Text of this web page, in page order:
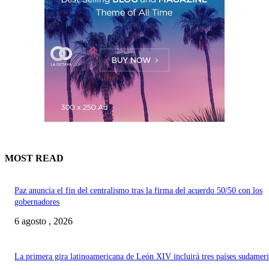
MOST READ
Paz anuncia el fin del centralismo tras la firma del acuerdo 50/50 con los
gobernadores
6 agosto , 2026
La primera gira latinoamericana de León XIV incluirá tres países